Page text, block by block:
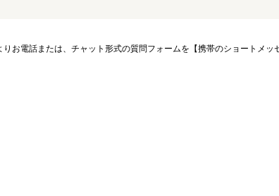
お電話または、チャット形式の質問フォームを【携帯のショートメッ